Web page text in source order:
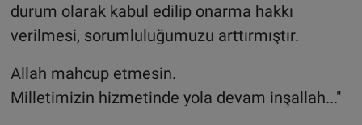
durum olarak kabul edilip onarma hakkı
verilmesi, sorumluluğumuzu arttırmıştır.
Allah mahcup etmesin.
Milletimizin hizmetinde yola devam inşallah..."